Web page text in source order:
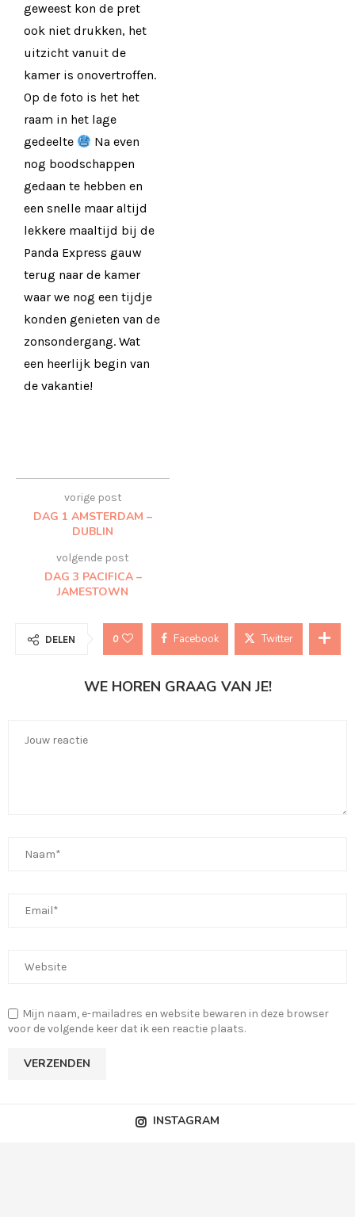
geweest kon de pret
ook niet drukken, het
uitzicht vanuit de
kamer is onovertroffen.
Op de foto is het het
raam in het lage
gedeelte
Na even
nog boodschappen
gedaan te hebben en
een snelle maar altijd
lekkere maaltijd bij de
Panda Express gauw
terug naar de kamer
waar we nog een tijdje
konden genieten van de
zonsondergang. Wat
een heerlijk begin van
de vakantie!
vorige post
DAG 1 AMSTERDAM –
DUBLIN
volgende post
DAG 3 PACIFICA –
JAMESTOWN
DELEN 0 Facebook Twitter
WE HOREN GRAAG VAN JE!
Mijn naam, e-mailadres en website bewaren in deze browser
voor de volgende keer dat ik een reactie plaats.
INSTAGRAM